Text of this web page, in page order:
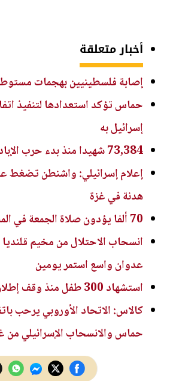
أخبار متعلقة
إصابة فلسطينيين بهجمات
حماس تؤكد استعدادها لتنفيذ
إسرائيل به
73,384 شهيدا منذ بدء حرب الإبادة على غزة
إعلام إسرائيلي: واشنطن تضغط
هدنة في غزة
70 ألفا يؤدون صلاة الجمعة في المسجد الأقصى
انسحاب الاحتلال من مخيم
عدوان واسع استمر يومين
استشهاد 300 طفل منذ وقف إطلاق النار في غزة
كالاس: الاتحاد الأوروبي يرحب
حماس والانسحاب الإسرائيلي من